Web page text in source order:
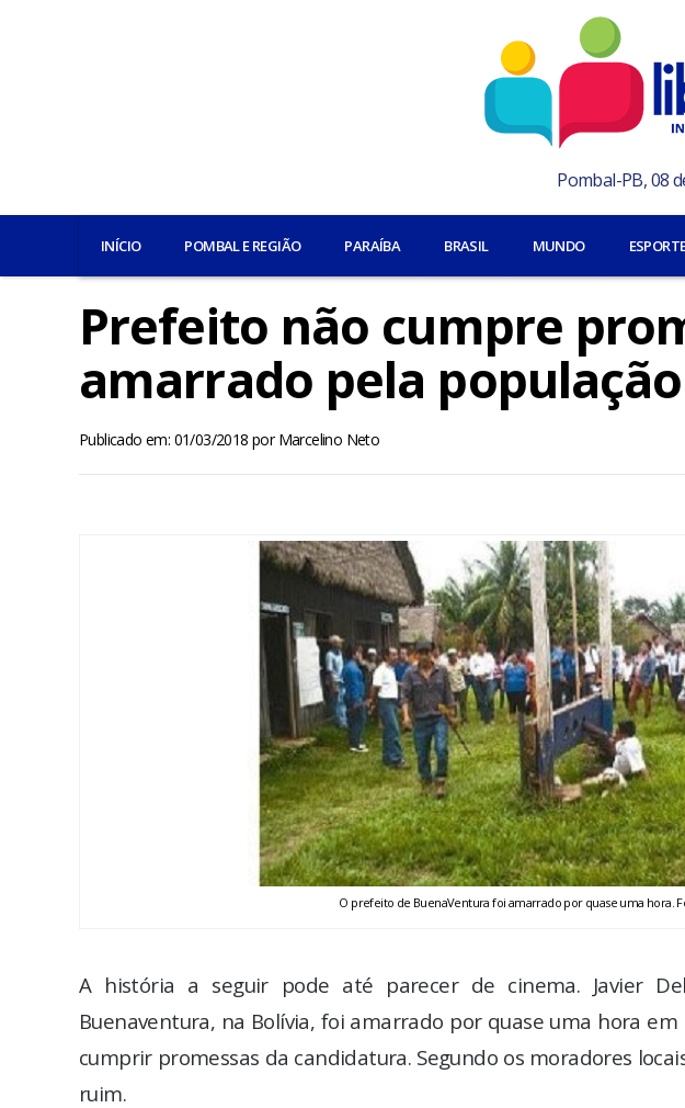
Pombal-PB, 08
INÍCIO POMBAL E REGIÃO PARAÍBA BRASIL MUNDO
Prefeito não cumpre
amarrado pela
Publicado em: 01/03/2018 porMarcelino Neto
O prefeito de BuenaVentura foi amarrado por quase uma hora.
A história a seguir pode até parecer de cinema. Javier
Buenaventura, na Bolívia, foi amarrado por quase uma hora
cumprir promessas da candidatura. Segundo os moradores
ruim.